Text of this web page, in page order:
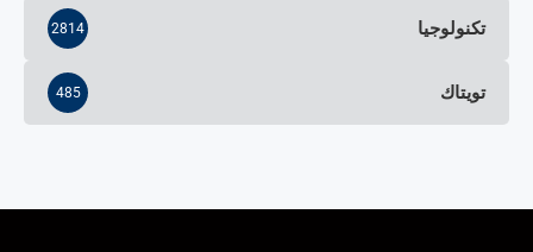
تكنولوجيا 2814
تويتاك 485